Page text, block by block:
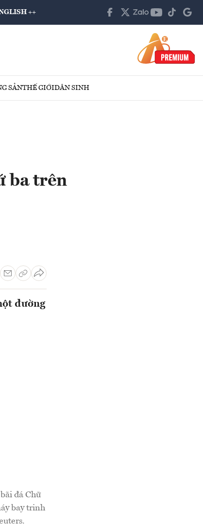
++
SẢNTHẾ GIỚIDÂN SINH
ba trên
đường
đá Chữ
bay trinh